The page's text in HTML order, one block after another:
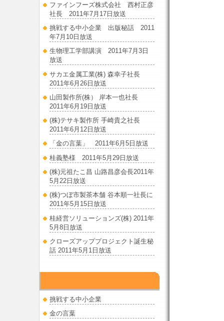
ファインフーズ株式会社 西村正彦
社長 2011年7月17日放送
挑戦する中小企業 出版秘話 2011
年7月10日放送
生物理工学部講演 2011年7月3日
放送
サカエ金属工業(株) 森幸子社長
2011年6月26日放送
山田製作所(株） 岸本一也社長
2011年6月19日放送
(株)テサキ製作所 手崎貴之社長
2011年6月12日放送
「金の言葉」 2011年6月5日放送
桂義塾様 2011年5月29日放送
(株)元祖たこ昌 山路昌彦会長2011年
5月22日放送
(株)つぼ市製茶本舗 谷本順一社長に
2011年5月15日放送
桂経営ソリューションズ(株) 2011年
5月8日放送
クローズアッププロジェクト誕生秘
話 2011年5月1日放送
挑戦する中小企業
金の言葉